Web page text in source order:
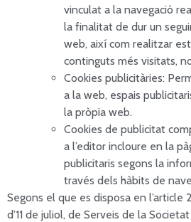
vinculat a la navegació
la finalitat de dur un
web, així com realitzar
continguts més visitats,
Cookies publicitàries:
a la web, espais
la pròpia web.
Cookies de publicitat
a l’editor incloure en la
publicitaris segons la
través dels hàbits de
Segons el que es disposa en
d’11 de juliol, de Serveis de la